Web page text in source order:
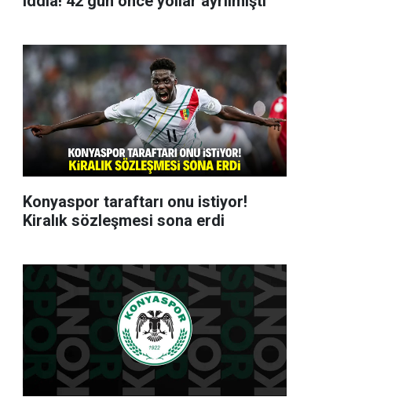
Konyaspor taraftarı onu istiyor!
Kiralık sözleşmesi sona erdi